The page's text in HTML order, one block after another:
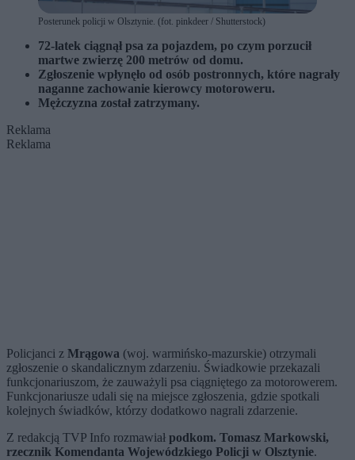
Posterunek policji w Olsztynie. (fot. pinkdeer / Shutterstock)
72-latek ciągnął psa za pojazdem, po czym porzucił
martwe zwierzę 200 metrów od domu.
Zgłoszenie wpłynęło od osób postronnych, które nagrały
naganne zachowanie kierowcy motoroweru.
Mężczyzna został zatrzymany.
Reklama
Reklama
Policjanci z Mrągowa (woj. warmińsko-mazurskie) otrzymali
zgłoszenie o skandalicznym zdarzeniu. Świadkowie przekazali
funkcjonariuszom, że zauważyli psa ciągniętego za motorowerem.
Funkcjonariusze udali się na miejsce zgłoszenia, gdzie spotkali
kolejnych świadków, którzy dodatkowo nagrali zdarzenie.
Z redakcją TVP Info rozmawiał podkom. Tomasz Markowski,
rzecznik Komendanta Wojewódzkiego Policji w Olsztynie.